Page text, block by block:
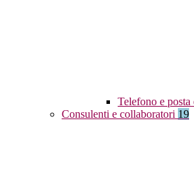
Telefono e posta
Consulenti e collaboratori 19